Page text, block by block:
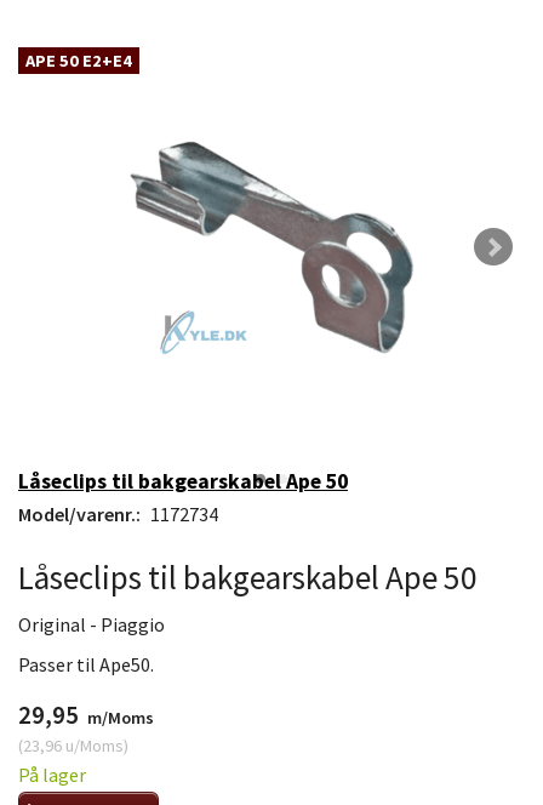
APE 50 E2+E4
Låseclips til bakgearskabel Ape 50
Model/varenr.: 1172734
Låseclips til bakgearskabel Ape 50
Original - Piaggio
Passer til Ape50.
29,95 m/Moms
(23,96 u/Moms)
På lager